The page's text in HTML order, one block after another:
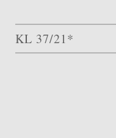
KL 37/21*